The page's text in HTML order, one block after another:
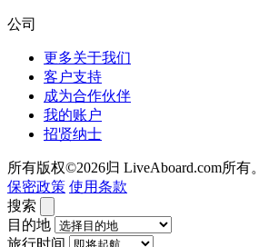
公司
更多关于我们
客户支持
成为合作伙伴
我的账户
招贤纳士
所有版权©2026归 LiveAboard.com所有。
保密政策 使用条款
搜索
目的地